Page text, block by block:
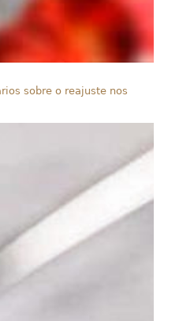
sobre o reajuste nos